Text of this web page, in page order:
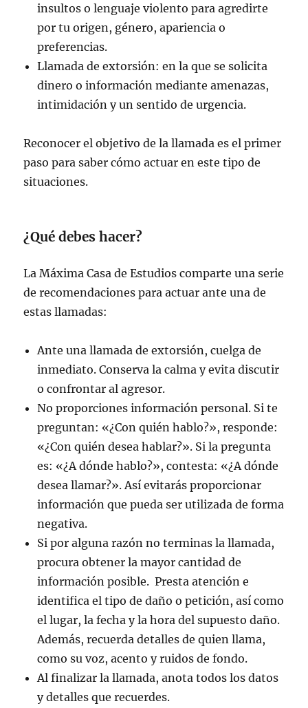
insultos o lenguaje violento para agredirte
por tu origen, género, apariencia o
preferencias.
Llamada de extorsión: en la que se solicita
dinero o información mediante amenazas,
intimidación y un sentido de urgencia.
Reconocer el objetivo de la llamada es el primer
paso para saber cómo actuar en este tipo de
situaciones.
¿Qué debes hacer?
La Máxima Casa de Estudios comparte una serie
de recomendaciones para actuar ante una de
estas llamadas:
Ante una llamada de extorsión, cuelga de
inmediato. Conserva la calma y evita discutir
o confrontar al agresor.
No proporciones información personal. Si te
preguntan: «¿Con quién hablo?», responde:
«¿Con quién desea hablar?». Si la pregunta
es: «¿A dónde hablo?», contesta: «¿A dónde
desea llamar?». Así evitarás proporcionar
información que pueda ser utilizada de forma
negativa.
Si por alguna razón no terminas la llamada,
procura obtener la mayor cantidad de
información posible. Presta atención e
identifica el tipo de daño o petición, así como
el lugar, la fecha y la hora del supuesto daño.
Además, recuerda detalles de quien llama,
como su voz, acento y ruidos de fondo.
Al finalizar la llamada, anota todos los datos
y detalles que recuerdes.